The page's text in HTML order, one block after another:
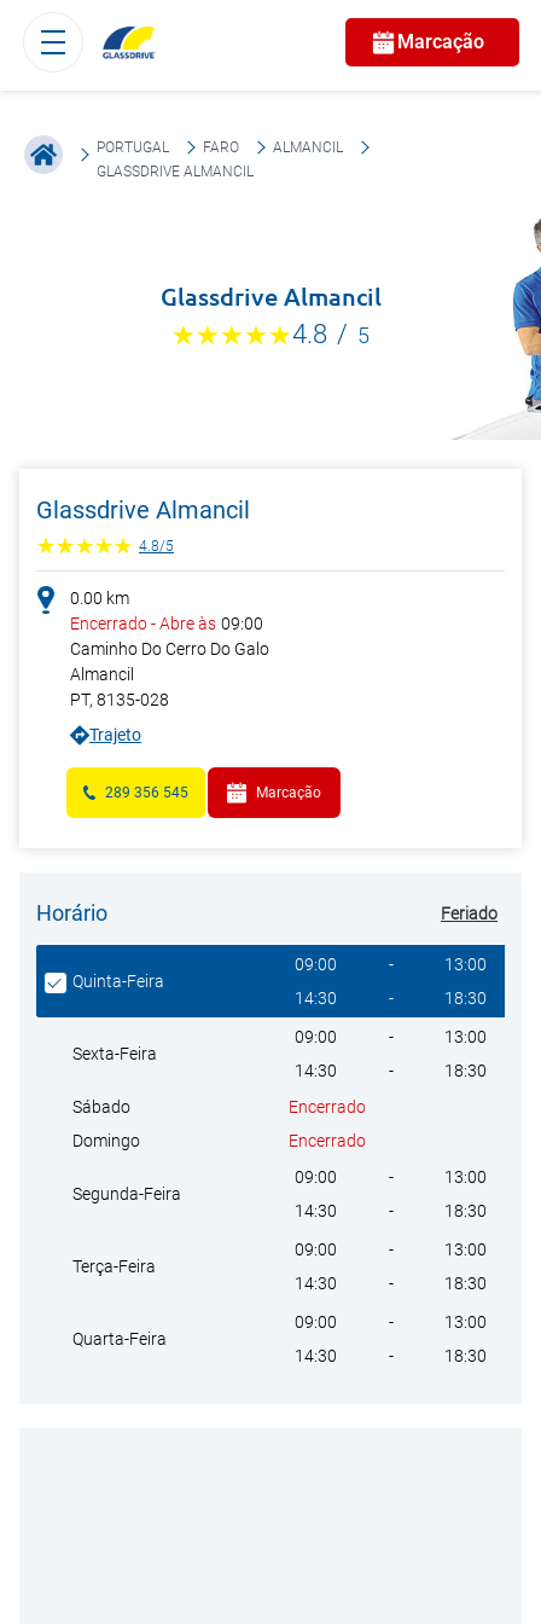
Marcação
PORTUGAL FARO
ALMANCIL
GLASSDRIVE ALMANCIL
Glassdrive Almancil
4.8 / 5
Glassdrive Almancil
4.8/5
0.00 km
Encerrado-Abre às 09:00
Caminho Do Cerro Do Galo
Almancil
PT, 8135-028
Trajeto
289 356 545 Marcação
Horário Feriado
Quinta-Feira
09:00 -
13:00
14:30
- 18:30
Sexta-Feira
09:00 -
13:00
14:30
-
18:30
Sábado
Encerrado
Domingo
Encerrado
Segunda-Feira
09:00 -
13:00
14:30
- 18:30
Terça-Feira
09:00 -
13:00
14:30
- 18:30
Quarta-Feira
09:00 -
13:00
14:30
- 18:30